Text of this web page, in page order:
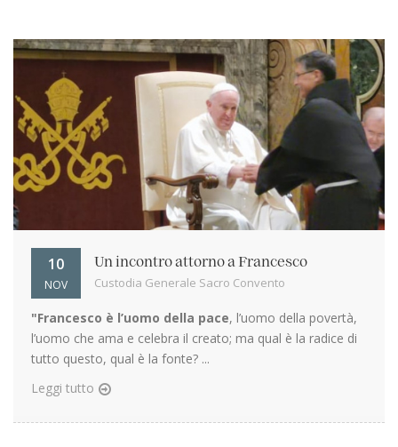
10
NOV
Un incontro attorno a Francesco
Custodia Generale Sacro Convento
"Francesco è l’uomo della pace, l’uomo della povertà,
l’uomo che ama e celebra il creato; ma qual è la radice di
tutto questo, qual è la fonte? ...
Leggi tutto